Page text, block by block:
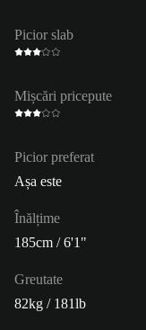
Picior slab
Mișcări pricepute
Picior preferat
Așa este
Înălțime
185cm / 6'1"
Greutate
82kg / 181lb